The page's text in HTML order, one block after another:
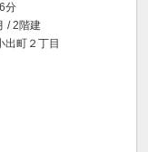
分
/ 2階建
出町２丁目